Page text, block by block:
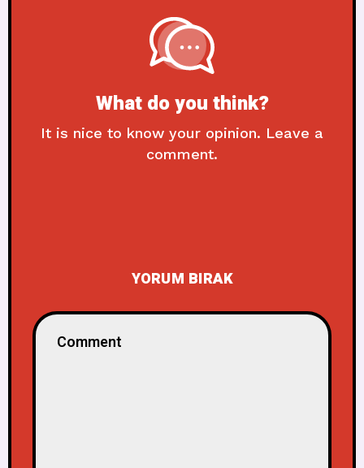
What do you think?
It is nice to know your opinion. Leave a
comment.
YORUM BIRAK